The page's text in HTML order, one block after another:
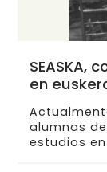
SEASKA,
en
alumnas
estudios